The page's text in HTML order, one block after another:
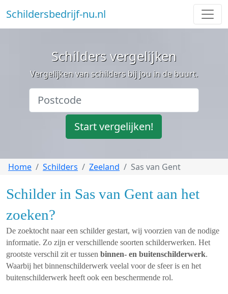
Schildersbedrijf-nu.nl
Schilders vergelijken
Vergelijken van schilders bij jou in de buurt.
Start vergelijken!
Home Schilders Zeeland Sas van Gent
Schilder in Sas van Gent aan het
zoeken?
De zoektocht naar een schilder gestart, wij voorzien van de nodige
informatie. Zo zijn er verschillende soorten schilderwerken. Het
grootste verschil zit er tussen binnen- en buitenschilderwerk.
Waarbij het binnenschilderwerk veelal voor de sfeer is en het
buitenschilderwerk heeft ook een beschermende rol.